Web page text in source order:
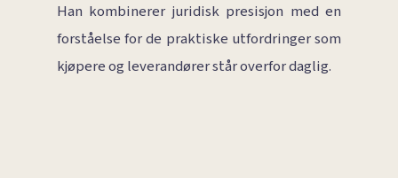
Han kombinerer juridisk presisjon med en
forståelse for de praktiske utfordringer som
kjøpere og leverandører står overfor daglig.